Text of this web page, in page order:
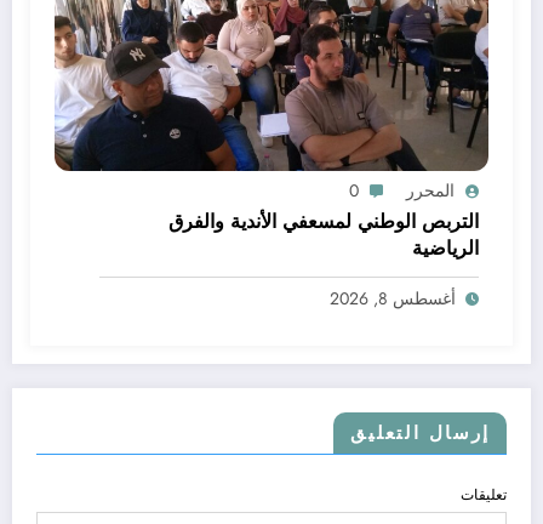
المحرر 0
التربص الوطني لمسعفي الأندية والفرق
الرياضية
أغسطس 8, 2026
إرسال التعليق
تعليقات